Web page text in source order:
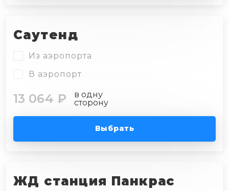
Саутенд
Из аэропорта
В аэропорт
13 064 ₽
в одну
сторону
Выбрать
ЖД станция Панкрас